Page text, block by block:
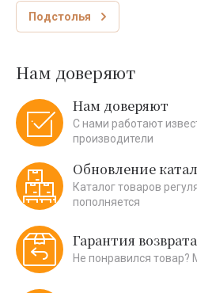
Подстолья
Нам доверяют
Нам доверяют
С нами работают
производители
Обновление
Каталог товаров
пополняется
Гарантия возврата
Не понравился товар?